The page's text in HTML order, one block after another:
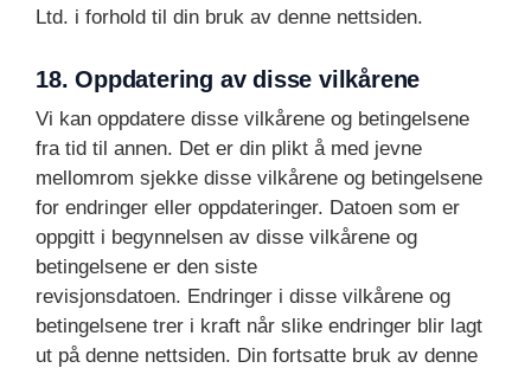
Ltd. i forhold til din bruk av denne nettsiden.
18. Oppdatering av disse vilkårene
Vi kan oppdatere disse vilkårene og betingelsene
fra tid til annen. Det er din plikt å med jevne
mellomrom sjekke disse vilkårene og betingelsene
for endringer eller oppdateringer. Datoen som er
oppgitt i begynnelsen av disse vilkårene og
betingelsene er den siste
revisjonsdatoen. Endringer i disse vilkårene og
betingelsene trer i kraft når slike endringer blir lagt
ut på denne nettsiden. Din fortsatte bruk av denne